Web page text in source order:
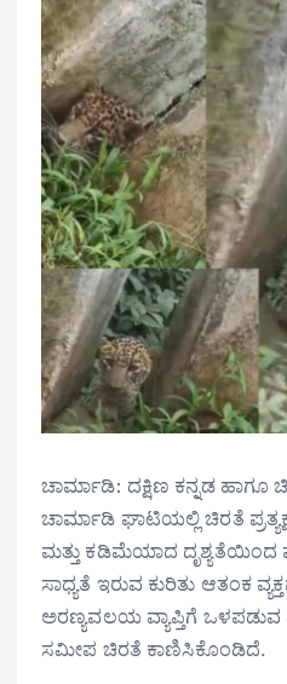
ಚಾರ್ಮಾಡಿ: ದಕ್ಷಿಣ ಕನ್ನಡ ಹಾಗೂ
ಚಾರ್ಮಾಡಿ ಘಾಟಿಯಲ್ಲಿ ಚಿರತೆ
ಮತ್ತು ಕಡಿಮೆಯಾದ ದೃಶ್ಯತೆಯಿಂದ
ಸಾಧ್ಯತೆ ಇರುವ ಕುರಿತು ಆತಂಕ
ಅರಣ್ಯವಲಯ ವ್ಯಾಪ್ತಿಗೆ
ಸಮೀಪ ಚಿರತೆ ಕಾಣಿಸಿಕೊಂಡಿದೆ.